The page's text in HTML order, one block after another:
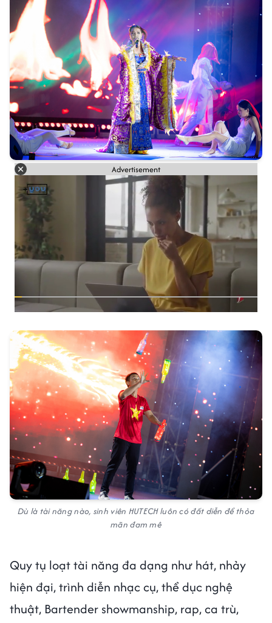
Advertisement
Dù là tài năng nào, sinh viên HUTECH luôn có đất diễn để thỏa
mãn đam mê
Quy tụ loạt tài năng đa dạng như hát, nhảy
hiện đại, trình diễn nhạc cụ, thể dục nghệ
thuật, Bartender showmanship, rap, ca trù,